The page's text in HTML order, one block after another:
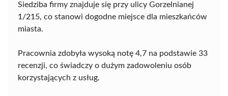
Siedziba firmy znajduje się przy ulicy Gorzelnianej
1/215, co stanowi dogodne miejsce dla mieszkańców
miasta.
Pracownia zdobyła wysoką notę 4,7 na podstawie 33
recenzji, co świadczy o dużym zadowoleniu osób
korzystających z usług.